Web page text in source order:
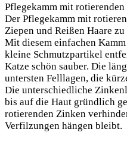
Pflegekamm mit
Der Pflegekamm mit
Ziepen und Reißen Haare
Mit diesem einfachen
kleine Schmutzpartikel
Katze schön sauber. Die
untersten Felllagen, die
Die unterschiedliche
bis auf die Haut gründlich
rotierenden Zinken
Verfilzungen hängen bleibt.